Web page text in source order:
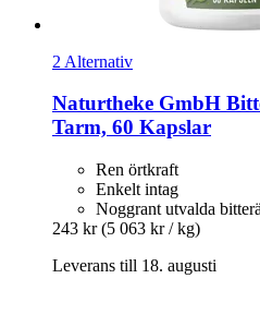
2 Alternativ
Naturtheke GmbH
Tarm, 60 Kapslar
Ren örtkraft
Enkelt intag
Noggrant utvalda
243 kr (5 063 kr / kg)
Leverans till 18. augusti